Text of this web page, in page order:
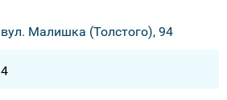
вул. Малишка (Толстого), 94
4